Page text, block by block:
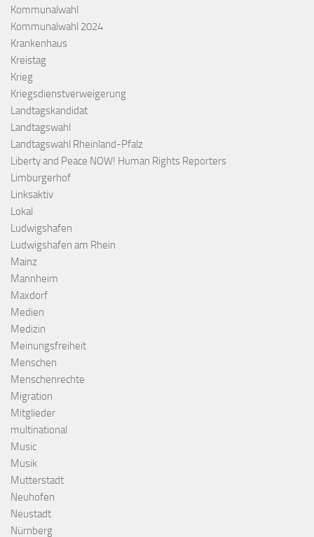
Kommunalwahl
Kommunalwahl 2024
Krankenhaus
Kreistag
Krieg
Kriegsdienstverweigerung
Landtagskandidat
Landtagswahl
Landtagswahl Rheinland-Pfalz
Liberty and Peace NOW! Human Rights Reporters
Limburgerhof
Linksaktiv
Lokal
Ludwigshafen
Ludwigshafen am Rhein
Mainz
Mannheim
Maxdorf
Medien
Medizin
Meinungsfreiheit
Menschen
Menschenrechte
Migration
Mitglieder
multinational
Music
Musik
Mutterstadt
Neuhofen
Neustadt
Nürnberg